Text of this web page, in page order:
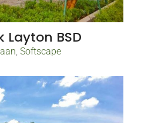
Layton BSD
, Softscape